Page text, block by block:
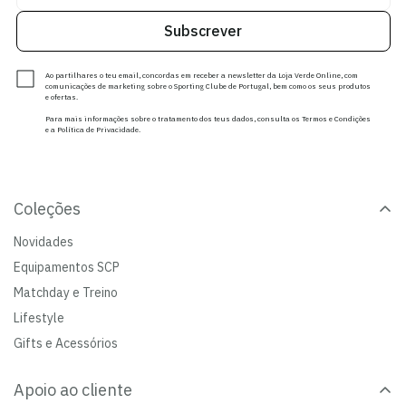
Subscrever
Ao partilhares o teu email, concordas em receber a newsletter da Loja Verde Online, com
comunicações de marketing sobre o Sporting Clube de Portugal, bem como os seus produtos
e ofertas.
Para mais informações sobre o tratamento dos teus dados, consulta os Termos e Condições
e a Política de Privacidade.
Coleções
Novidades
Equipamentos SCP
Matchday e Treino
Lifestyle
Gifts e Acessórios
Apoio ao cliente